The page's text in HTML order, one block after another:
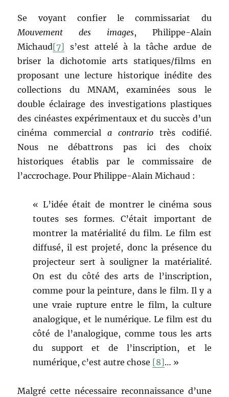
Se voyant confier le commissariat du
Mouvement des images, Philippe-Alain
Michaud[7] s’est attelé à la tâche ardue de
briser la dichotomie arts statiques/films en
proposant une lecture historique inédite des
collections du MNAM, examinées sous le
double éclairage des investigations plastiques
des cinéastes expérimentaux et du succès d’un
cinéma commercial a contrario très codifié.
Nous ne débattrons pas ici des choix
historiques établis par le commissaire de
l’accrochage. Pour Philippe-Alain Michaud :
« L’idée était de montrer le cinéma sous
toutes ses formes. C’était important de
montrer la matérialité du film. Le film est
diffusé, il est projeté, donc la présence du
projecteur sert à souligner la matérialité.
On est du côté des arts de l’inscription,
comme pour la peinture, dans le film. Il y a
une vraie rupture entre le film, la culture
analogique, et le numérique. Le film est du
côté de l’analogique, comme tous les arts
du support et de l’inscription, et le
numérique, c’est autre chose [8]… »
Malgré cette nécessaire reconnaissance d’une